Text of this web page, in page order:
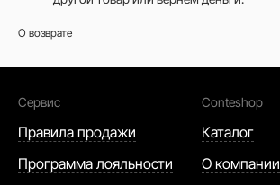
О возврате
Сервис
Правила продажи
Программа лояльности
Conteshop
Каталог
О компании